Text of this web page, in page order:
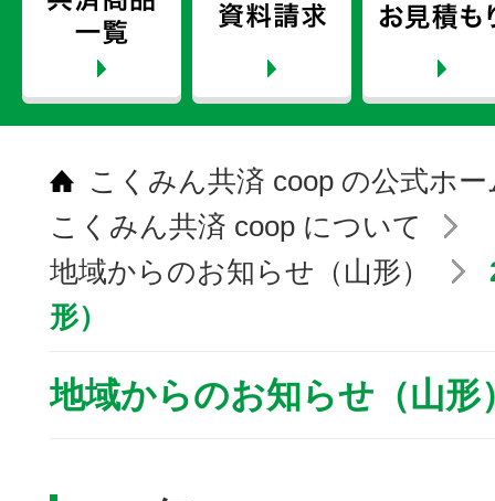
こくみん共済 coop の公式ホ
こくみん共済 coop について
地域からのお知らせ（山形）
形）
地域からのお知らせ（山形